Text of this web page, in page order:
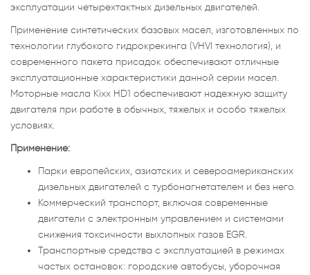
эксплуатации четырехтактных дизельных двигателей.
Применение синтетических базовых масел, изготовленных по
технологии глубокого гидрокрекинга (VHVI технология), и
современного пакета присадок обеспечивают отличные
эксплуатационные характеристики данной серии масел.
Моторные масла Kixx HD1 обеспечивают надежную защиту
двигателя при работе в обычных, тяжелых и особо тяжелых
условиях.
Применение:
Парки европейских, азиатских и североамериканских
дизельных двигателей с турбонагнетателем и без него.
Коммерческий транспорт, включая современные
двигатели с электронным управлением и системами
снижения токсичности выхлопных газов EGR.
Транспортные средства с эксплуатацией в режимах
частых остановок: городские автобусы, уборочная